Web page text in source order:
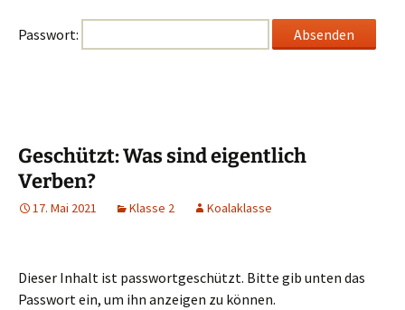
Passwort:
Geschützt: Was sind eigentlich
Verben?
17. Mai 2021 Klasse 2 Koalaklasse
Dieser Inhalt ist passwortgeschützt. Bitte gib unten das
Passwort ein, um ihn anzeigen zu können.